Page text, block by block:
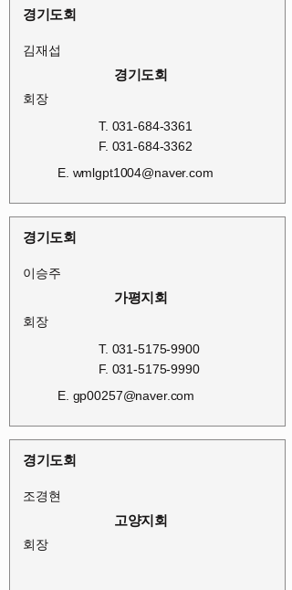
경기도회
김재섭
경기도회
회장
T. 031-684-3361
F. 031-684-3362
E. wmlgpt1004@naver.com
경기도회
이승주
가평지회
회장
T. 031-5175-9900
F. 031-5175-9990
E. gp00257@naver.com
경기도회
조경현
고양지회
회장